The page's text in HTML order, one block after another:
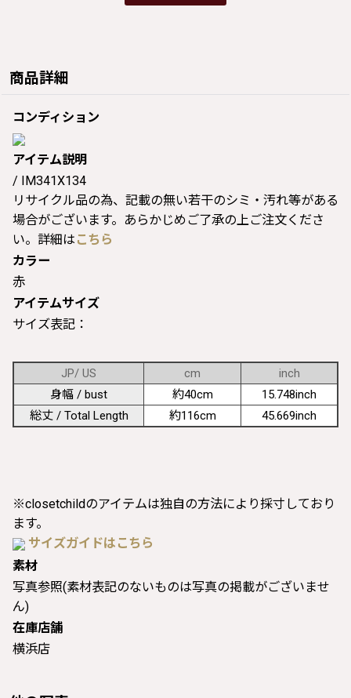
商品詳細
コンディション
アイテム説明
/ IM341X134
リサイクル品の為、記載の無い若干のシミ・汚れ等がある
場合がございます。あらかじめご了承の上ご注文くださ
い。詳細は こちら
カラー
赤
アイテムサイズ
サイズ表記：
JP/ US cm
inch
身幅 / bust
約40cm
15.748inch
総丈 / Total Length
約116cm 45.669inch
※closetchildのアイテムは独自の方法により採寸しており
ます。
サイズガイドはこちら
素材
写真参照(素材表記のないものは写真の掲載がございませ
ん)
在庫店舗
横浜店